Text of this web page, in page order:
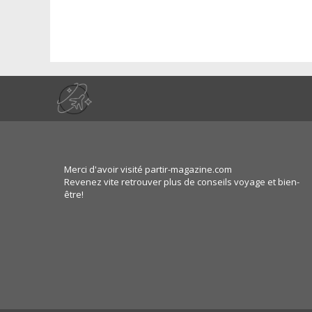
Merci d'avoir visité partir-magazine.com
Revenez vite retrouver plus de conseils voyage et bien-
être!